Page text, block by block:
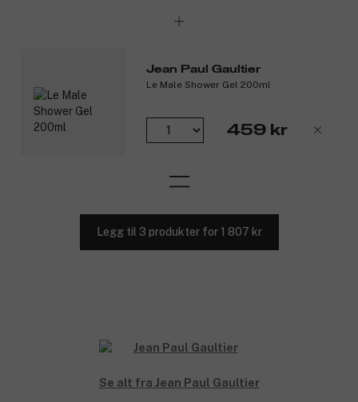
Jean Paul Gaultier
Le Male Shower Gel 200ml
459 kr
Legg til 3 produkter for 1 807 kr
Se alt fra Jean Paul Gaultier